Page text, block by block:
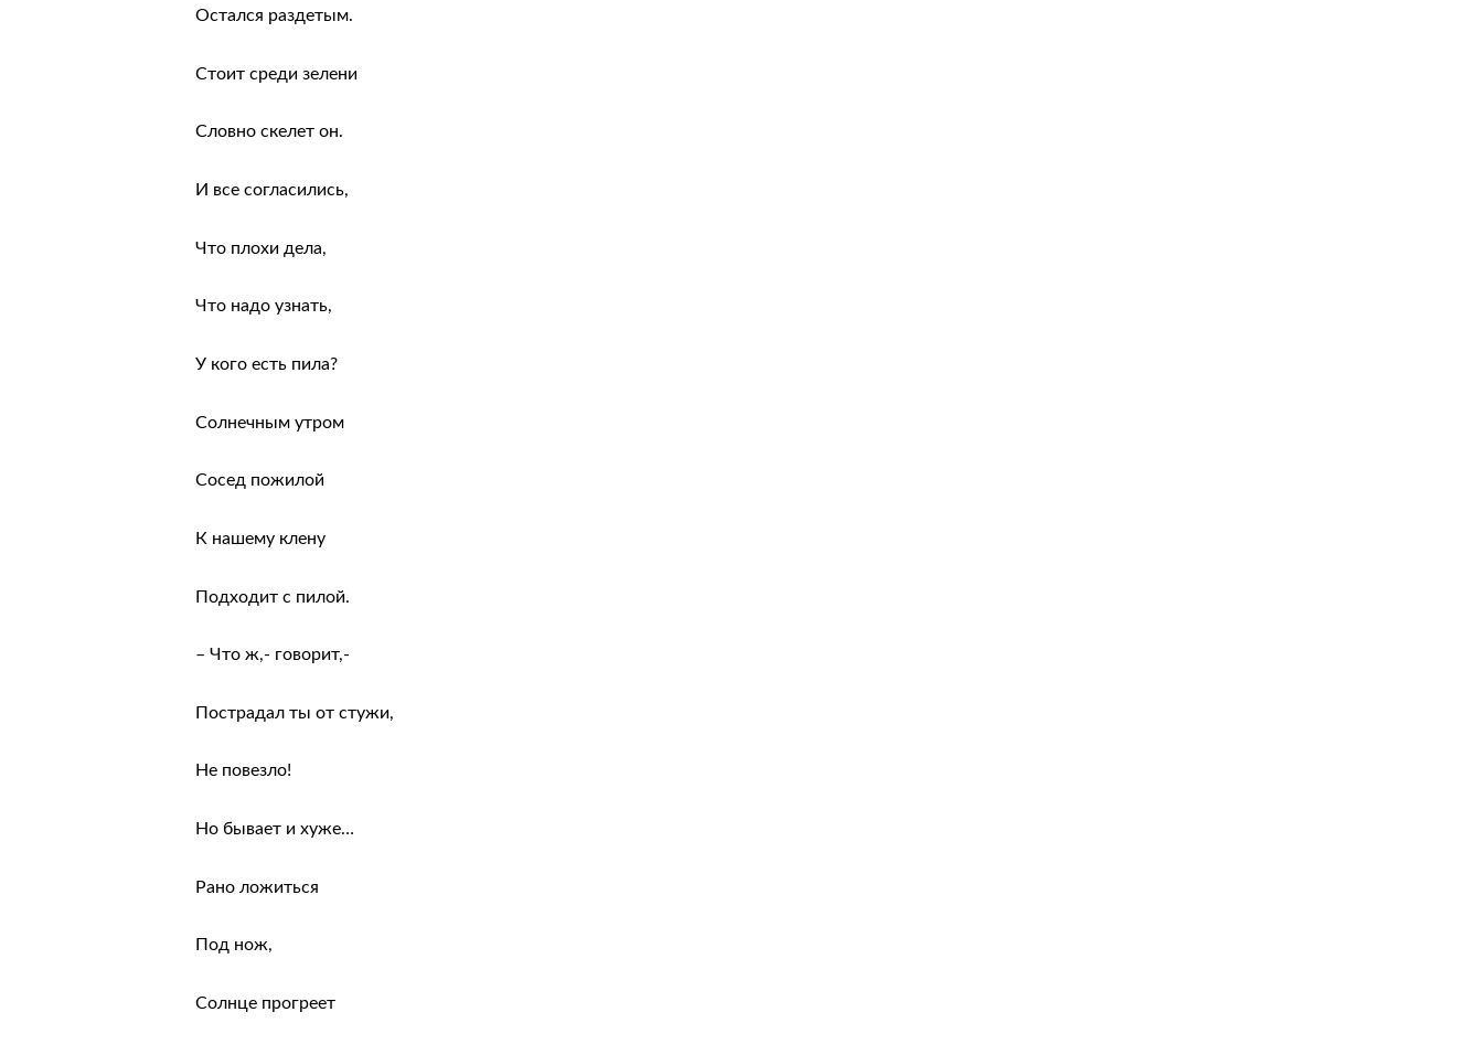
Остался раздетым.
Стоит среди зелени
Словно скелет он.
И все согласились,
Что плохи дела,
Что надо узнать,
У кого есть пила?
Солнечным утром
Сосед пожилой
К нашему клену
Подходит с пилой.
– Что ж,- говорит,-
Пострадал ты от стужи,
Не повезло!
Но бывает и хуже…
Рано ложиться
Под нож,
Солнце прогреет